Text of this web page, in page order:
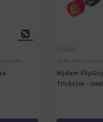
en
Nijdam
Skate, Wave- en
Nijdam
Trickster - Geel